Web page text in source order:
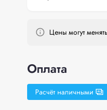
Цены могут
Оплата
Расчёт наличными